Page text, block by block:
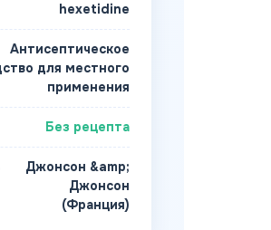
hexetidine
Антисептическое
для местного
применения
Без рецепта
Джонсон &amp;
Джонсон
(Франция)